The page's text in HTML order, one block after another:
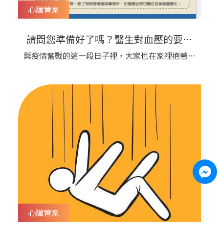
心臟管家
請問您準備好了嗎？醫生對血壓的要求
更嚴格了 | 宇平診所
與疫情奮戰的這一段日子裡，大家也在家裡抱著零
起來了呢？ 吃太鹹、少運動、體重增加就會容易
讓血壓高起來。 隨著疫情漸漸穩定，我們也該注
意到自己的長期身體健康喔！​ ​ 今年台灣高血壓學
會和中華民國心臟學會一起發表的「2022台灣高
血壓治療指引」，特別對國人
心臟管家